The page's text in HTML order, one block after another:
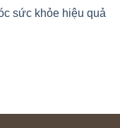
sức khỏe hiệu quả